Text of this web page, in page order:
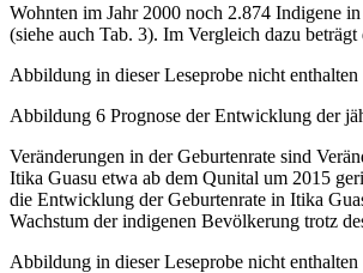
Wohnten im Jahr 2000 noch 2.874 Indigene
(siehe auch Tab. 3). Im Vergleich dazu
Abbildung in dieser Leseprobe nicht enthalten
Abbildung 6 Prognose der Entwicklung der
Veränderungen in der Geburtenrate sind
Itika Guasu etwa ab dem Qunital um 2015
die Entwicklung der Geburtenrate in Itika
Wachstum der indigenen Bevölkerung trotz
Abbildung in dieser Leseprobe nicht enthalten